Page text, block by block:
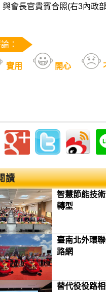
與會長官貴賓合照(右3內政
：
實用 開心
讀
智慧節能技
轉型
臺南北外環
路網
替代役役路